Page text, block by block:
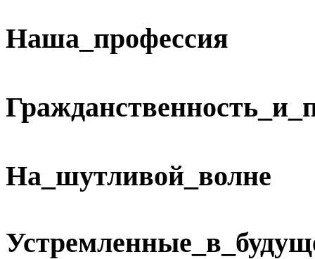
Наша_профессия
На_шутливой_волне